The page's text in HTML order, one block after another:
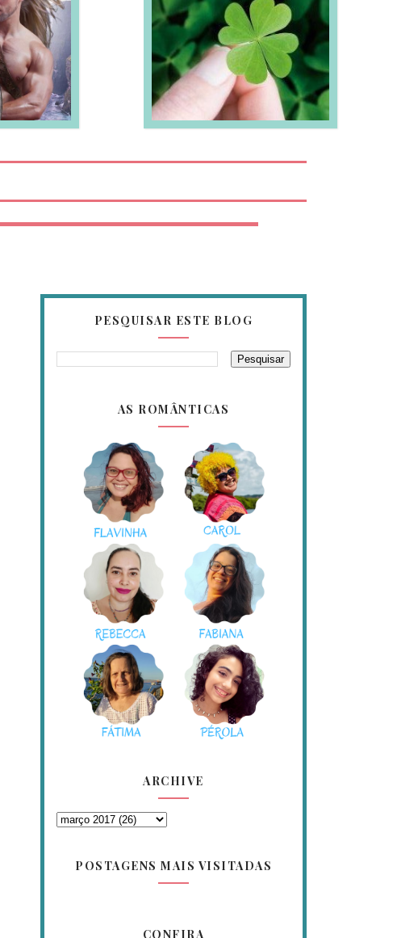
LEIA MAIS
PESQUISAR ESTE BLOG
AS ROMÂNTICAS
ARCHIVE
POSTAGENS MAIS VISITADAS
CONFIRA